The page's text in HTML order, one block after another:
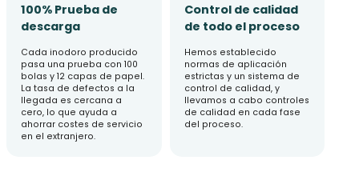
100% Prueba de
descarga
Cada inodoro producido
pasa una prueba con 100
bolas y 12 capas de papel.
La tasa de defectos a la
llegada es cercana a
cero, lo que ayuda a
ahorrar costes de servicio
en el extranjero.
Control de calidad
de todo el proceso
Hemos establecido
normas de aplicación
estrictas y un sistema de
control de calidad, y
llevamos a cabo controles
de calidad en cada fase
del proceso.